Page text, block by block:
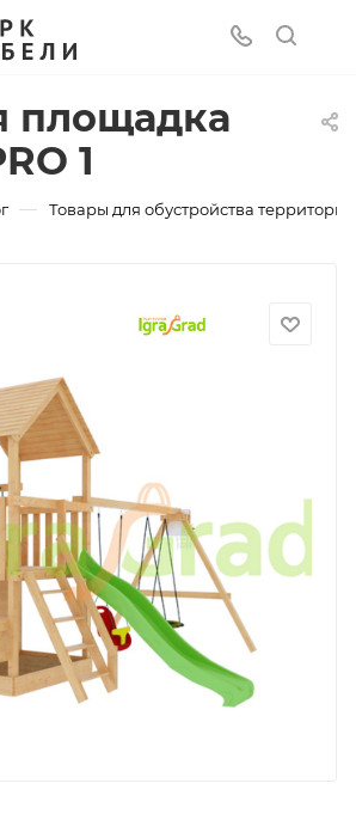
площадка
1
— Товары для обустройства территории